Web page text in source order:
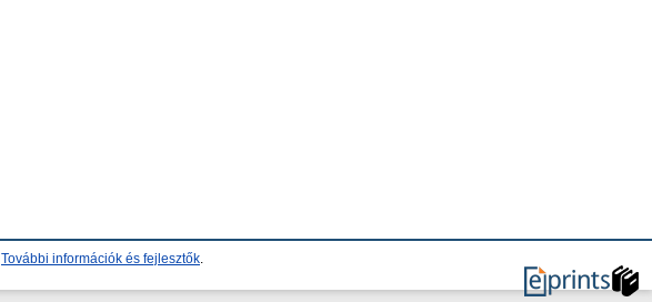
További információk és fejlesztők